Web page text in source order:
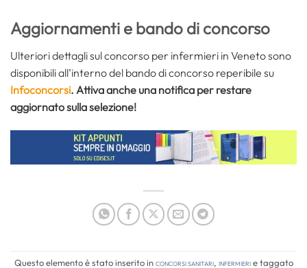
Aggiornamenti e bando di concorso
Ulteriori dettagli sul concorso per infermieri in Veneto sono
disponibili all’interno del bando di concorso reperibile su
Infoconcorsi. Attiva anche una notifica per restare
aggiornato sulla selezione!
Questo elemento è stato inserito inConcorsi Sanitari, Infermierie taggato